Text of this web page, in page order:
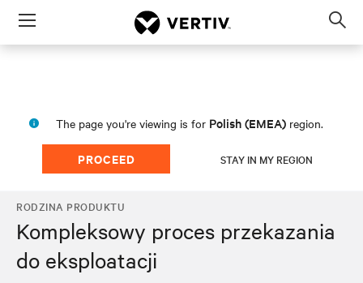
Menu
The page you're viewing is for Polish (EMEA) region.
PROCEED STAY IN MY REGION
RODZINA PRODUKTU
Kompleksowy proces przekazania
do eksploatacji